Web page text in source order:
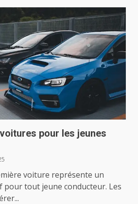
pour les jeunes
voiture représente un
pour tout jeune conducteur. Les